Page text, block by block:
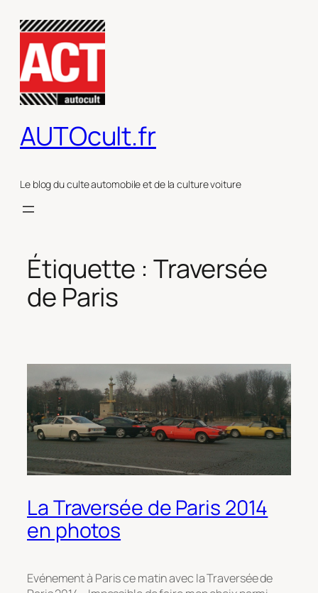
contenu
AUTOcult.fr
Le blog du culte automobile et de la culture voiture
Étiquette : Traversée
de Paris
La Traversée de Paris 2014
en photos
Evénement à Paris ce matin avec la Traversée de